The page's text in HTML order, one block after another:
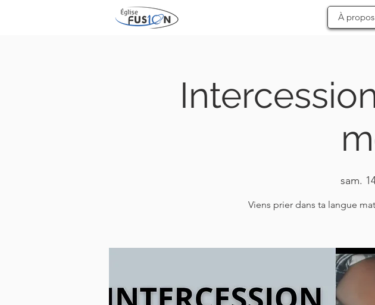
À propos
sam.
Viens prier dans ta langue